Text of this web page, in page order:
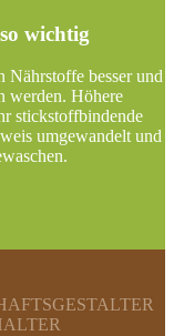
wichtig
besser und
werden. Höhere
stickstoffbindende
umgewandelt und